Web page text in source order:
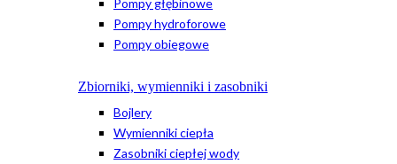
Pompy hydroforowe
Pompy obiegowe
Zbiorniki, wymienniki i zasobniki
Bojlery
Wymienniki ciepła
Zasobniki ciepłej wody